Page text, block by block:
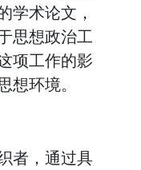
学术论文，
思想政治工
项工作的影
环境。
者，通过具